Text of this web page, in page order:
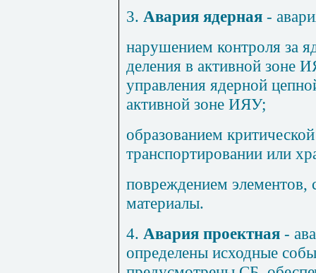
3. Авария ядерная -
нарушением контроля за
деления в активной зоне
управления ядерной
активной зоне ИЯУ;
образованием
транспортировании или
повреждением
материалы.
4. Авария проектная -
определены исходные